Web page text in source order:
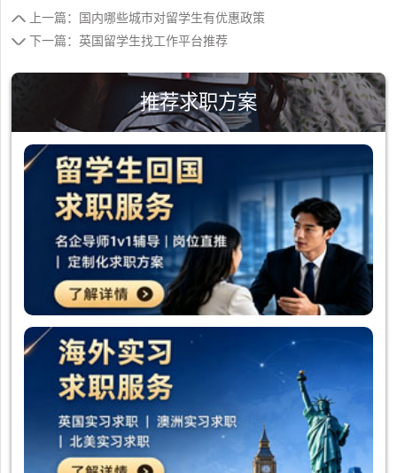
上一篇：国内哪些城市对留学生有优惠政策
下一篇：英国留学生找工作平台推荐
推荐求职方案